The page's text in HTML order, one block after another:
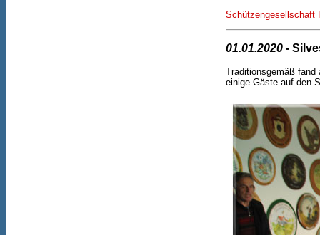
Schützengesellschaft
01.01.2020 -
Traditionsgemäß
einige Gäste auf den